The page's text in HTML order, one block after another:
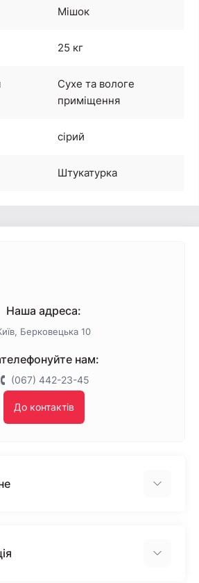
Мішок
25 кг
Сухе та вологе
приміщення
сірий
Штукатурка
Наша адреса:
Берковецька 10
нам:
(067) 442-23-45
До контактів